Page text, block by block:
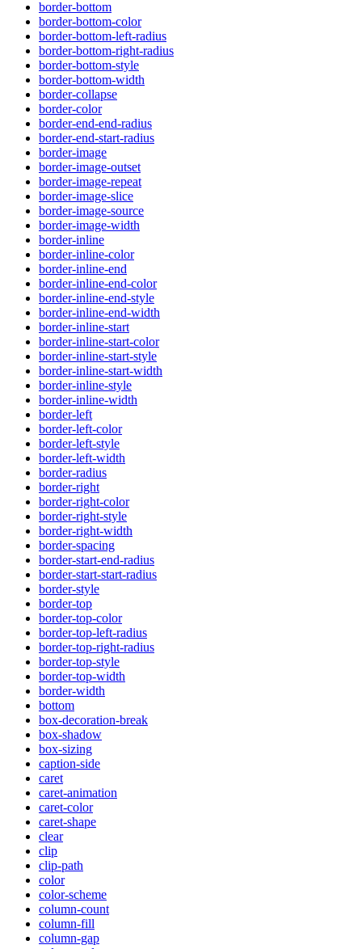
border-bottom
border-bottom-color
border-bottom-left-radius
border-bottom-right-radius
border-bottom-style
border-bottom-width
border-collapse
border-color
border-end-end-radius
border-end-start-radius
border-image
border-image-outset
border-image-repeat
border-image-slice
border-image-source
border-image-width
border-inline
border-inline-color
border-inline-end
border-inline-end-color
border-inline-end-style
border-inline-end-width
border-inline-start
border-inline-start-color
border-inline-start-style
border-inline-start-width
border-inline-style
border-inline-width
border-left
border-left-color
border-left-style
border-left-width
border-radius
border-right
border-right-color
border-right-style
border-right-width
border-spacing
border-start-end-radius
border-start-start-radius
border-style
border-top
border-top-color
border-top-left-radius
border-top-right-radius
border-top-style
border-top-width
border-width
bottom
box-decoration-break
box-shadow
box-sizing
caption-side
caret
caret-animation
caret-color
caret-shape
clear
clip
clip-path
color
color-scheme
column-count
column-fill
column-gap